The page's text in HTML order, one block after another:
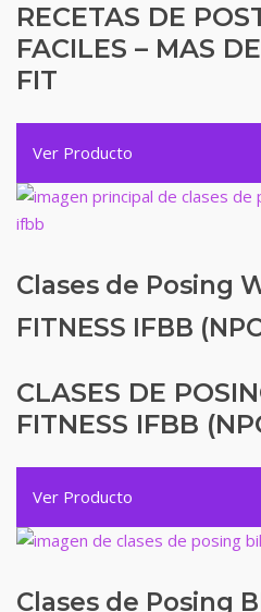
RECETAS DE
FACILES – MAS
FIT
Ver Producto
Clases de Posing
FITNESS IFBB
CLASES DE
FITNESS IFBB
Ver Producto
Clases de Posing